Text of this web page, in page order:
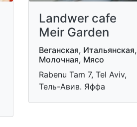
Landwer cafe
Meir Garden
Веганская, Итальянская,
Молочная, Мясо
Rabenu Tam 7, Tel Aviv,
Тель-Авив. Яффа